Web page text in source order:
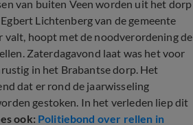
van buiten Veen worden uit het dorp
Lichtenberg van de gemeente
valt, hoopt met de noodverordening de
Zaterdagavond laat was het voor
in het Brabantse dorp. Het
dat er rond de jaarwisseling
gestoken. In het verleden liep dit
ook: Politiebond over rellen in